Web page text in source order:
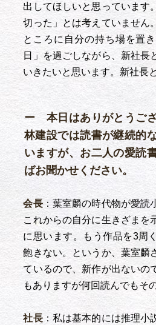
出してほしいと思っています
切った」とは考えていません
ところに自分の持ち場を置
日」を過ごしながら、新社長
いきたいと思います。新社長
ー 本日はありがとうご
林建設では読書が継続的
いますが、お二人の愛読
ばお聞かせください。
会長：葉室麟の時代物が愛読
これからの自分に生きざまを
に思います。もう作品を3周
飽きない。というか、葉室麟
ているので、新作が出ないの
もありますが何回読んでもそ
社長：私は基本的には推理小